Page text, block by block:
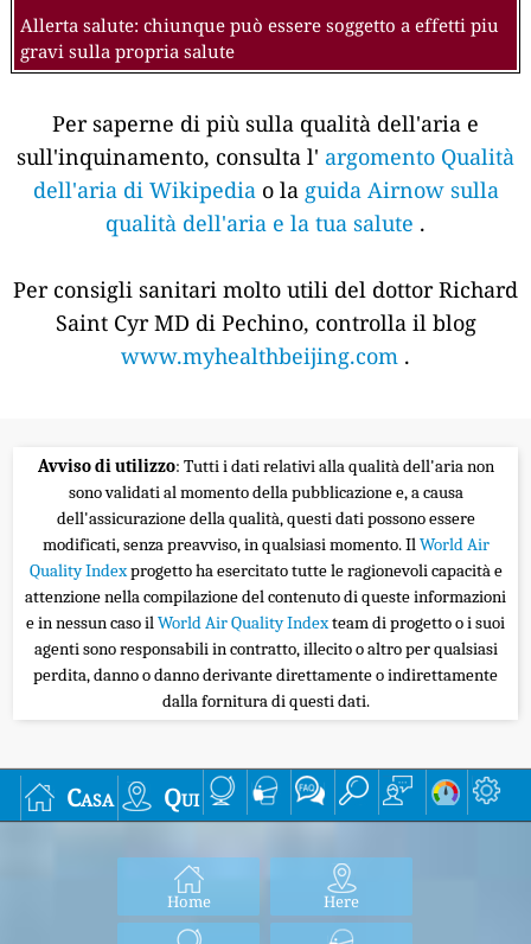
Allerta salute: chiunque può essere soggetto a effetti piu
gravi sulla propria salute
Per saperne di più sulla qualità dell'aria e
sull'inquinamento, consulta l' argomento Qualità
dell'aria di Wikipediao la guida Airnow sulla
qualità dell'aria e la tua salute .
Per consigli sanitari molto utili del dottor Richard
Saint Cyr MD di Pechino, controlla il blog
www.myhealthbeijing.com .
Avviso di utilizzo: Tutti i dati relativi alla qualità dell'aria non
sono validati al momento della pubblicazione e, a causa
dell'assicurazione della qualità, questi dati possono essere
modificati, senza preavviso, in qualsiasi momento. IlWorld Air
Quality Indexprogetto ha esercitato tutte le ragionevoli capacità e
attenzione nella compilazione del contenuto di queste informazioni
e in nessun caso ilWorld Air Quality Indexteam di progetto o i suoi
agenti sono responsabili in contratto, illecito o altro per qualsiasi
perdita, danno o danno derivante direttamente o indirettamente
dalla fornitura di questi dati.
Casa Qui
Home Here